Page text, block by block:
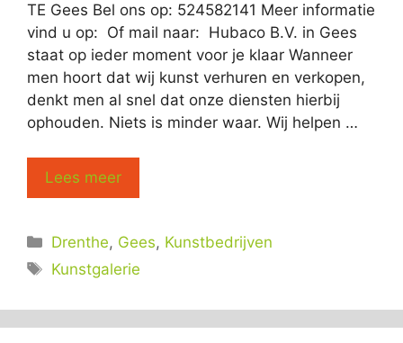
TE Gees Bel ons op: 524582141 Meer informatie
vind u op: Of mail naar: Hubaco B.V. in Gees
staat op ieder moment voor je klaar Wanneer
men hoort dat wij kunst verhuren en verkopen,
denkt men al snel dat onze diensten hierbij
ophouden. Niets is minder waar. Wij helpen …
Lees meer
Categorieën
Drenthe, Gees, Kunstbedrijven
Tags
Kunstgalerie